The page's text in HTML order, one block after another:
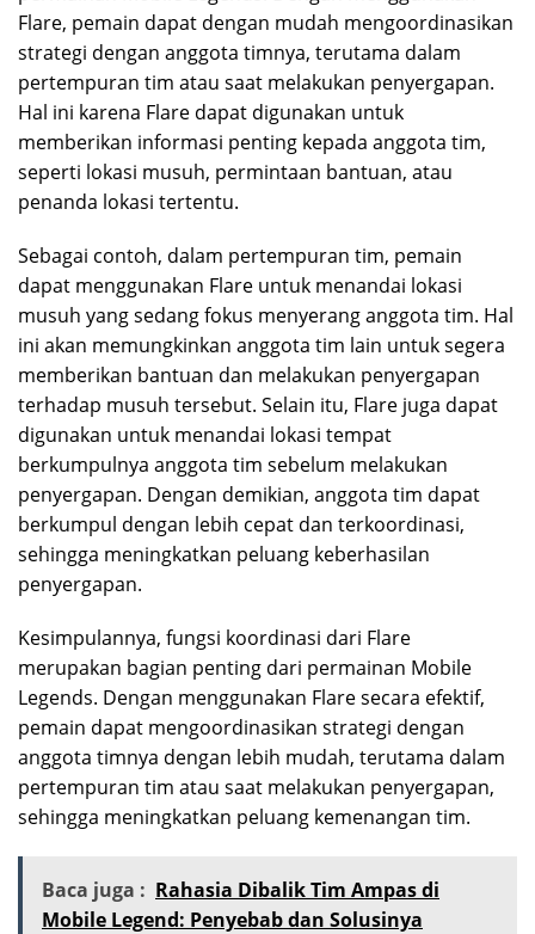
Flare, pemain dapat dengan mudah mengoordinasikan
strategi dengan anggota timnya, terutama dalam
pertempuran tim atau saat melakukan penyergapan.
Hal ini karena Flare dapat digunakan untuk
memberikan informasi penting kepada anggota tim,
seperti lokasi musuh, permintaan bantuan, atau
penanda lokasi tertentu.
Sebagai contoh, dalam pertempuran tim, pemain
dapat menggunakan Flare untuk menandai lokasi
musuh yang sedang fokus menyerang anggota tim. Hal
ini akan memungkinkan anggota tim lain untuk segera
memberikan bantuan dan melakukan penyergapan
terhadap musuh tersebut. Selain itu, Flare juga dapat
digunakan untuk menandai lokasi tempat
berkumpulnya anggota tim sebelum melakukan
penyergapan. Dengan demikian, anggota tim dapat
berkumpul dengan lebih cepat dan terkoordinasi,
sehingga meningkatkan peluang keberhasilan
penyergapan.
Kesimpulannya, fungsi koordinasi dari Flare
merupakan bagian penting dari permainan Mobile
Legends. Dengan menggunakan Flare secara efektif,
pemain dapat mengoordinasikan strategi dengan
anggota timnya dengan lebih mudah, terutama dalam
pertempuran tim atau saat melakukan penyergapan,
sehingga meningkatkan peluang kemenangan tim.
Baca juga : Rahasia Dibalik Tim Ampas di
Mobile Legend: Penyebab dan Solusinya